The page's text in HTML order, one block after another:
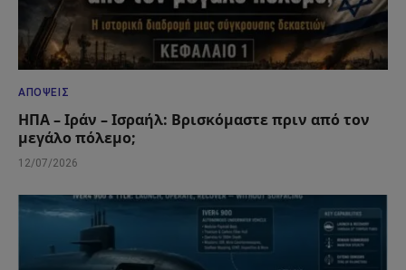
ΑΠΌΨΕΙΣ
ΗΠΑ – Ιράν – Ισραήλ: Βρισκόμαστε πριν από τον
μεγάλο πόλεμο;
12/07/2026